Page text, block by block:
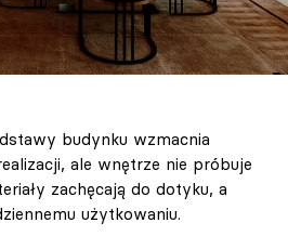
budynku wzmacnia
ale wnętrze nie próbuje
zachęcają do dotyku, a
użytkowaniu.